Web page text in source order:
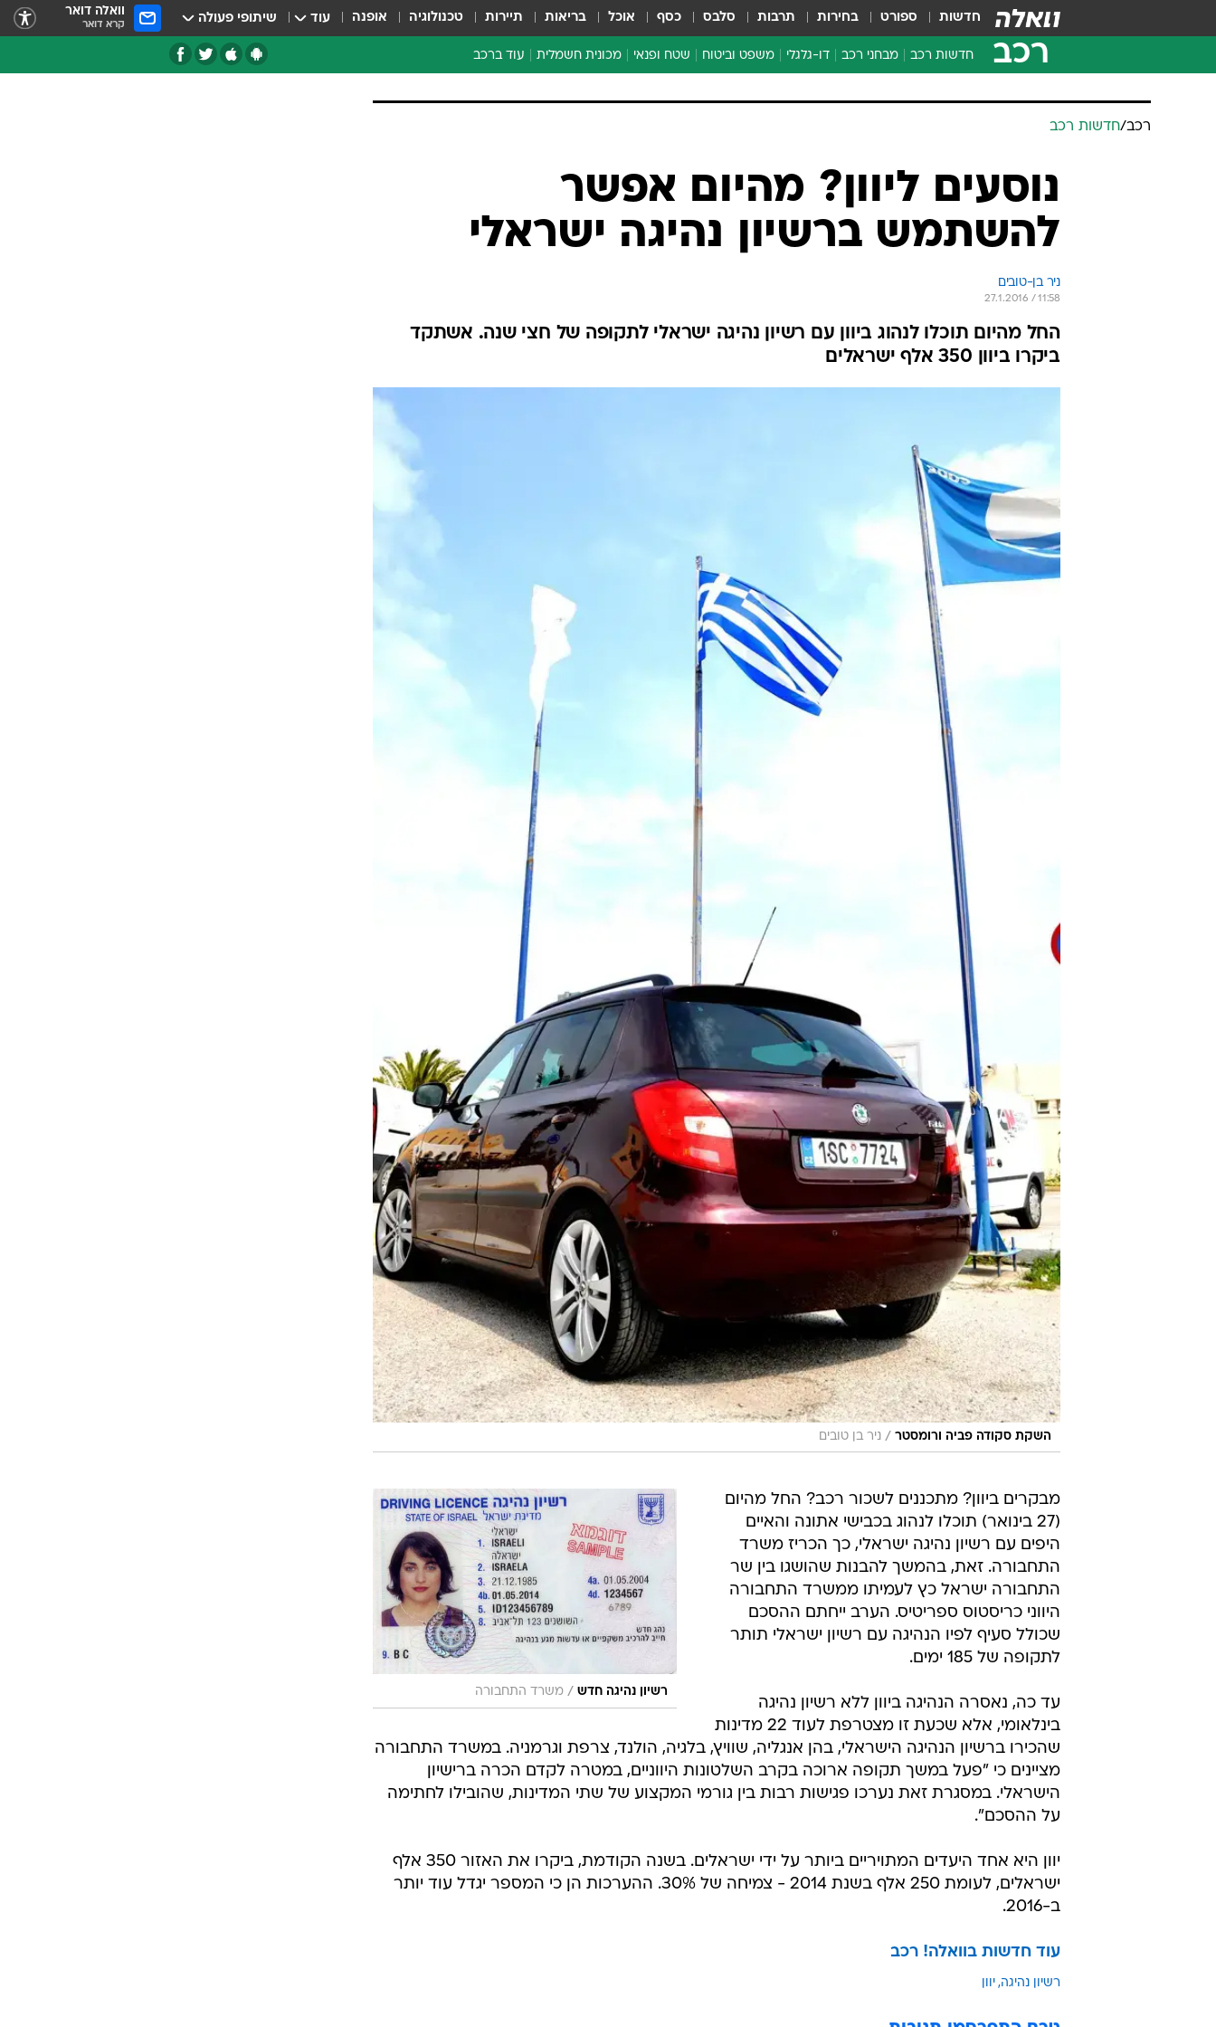
חדשות ספורט בחירות תרבות סלבס כסף אוכל בריאות תיירות טכנולוגיה אופנה עוד שיתופי פעולה וואלה דואר
קרא דואר
רכב חדשות רכב מבחני רכב דו-גלגלי משפט וביטוח שטח ופנאי מכונית חשמלית עוד ברכב
מבשלים מהשטח
אופניים
ספורט מוטורי
טכנולוגיה
רכב/חדשות רכב
נוסעים ליוון? מהיום אפשר
להשתמש ברשיון נהיגה ישראלי
ניר בן-טובים
27.1.2016 / 11:58
החל מהיום תוכלו לנהוג ביוון עם רשיון נהיגה ישראלי לתקופה של חצי שנה. אשתקד
ביקרו ביוון 350 אלף ישראלים
השקת סקודה פביה ורומסטר / ניר בן טובים
רשיון נהיגה חדש / משרד התחבורה
מבקרים ביוון? מתכננים לשכור רכב? החל מהיום
(27 בינואר) תוכלו לנהוג בכבישי אתונה והאיים
היפים עם רשיון נהיגה ישראלי, כך הכריז משרד
התחבורה. זאת, בהמשך להבנות שהושגו בין שר
התחבורה ישראל כץ לעמיתו ממשרד התחבורה
היווני כריסטוס ספריטיס. הערב ייחתם ההסכם
שכולל סעיף לפיו הנהיגה עם רשיון ישראלי תותר
לתקופה של 185 ימים.
עד כה, נאסרה הנהיגה ביוון ללא רשיון נהיגה
בינלאומי, אלא שכעת זו מצטרפת לעוד 22 מדינות
שהכירו ברשיון הנהיגה הישראלי, בהן אנגליה, שוויץ, בלגיה, הולנד, צרפת וגרמניה. במשרד התחבורה
מציינים כי "פעל במשך תקופה ארוכה בקרב השלטונות היווניים, במטרה לקדם הכרה ברישיון
הישראלי. במסגרת זאת נערכו פגישות רבות בין גורמי המקצוע של שתי המדינות, שהובילו לחתימה
על ההסכם".
יוון היא אחד היעדים המתויריים ביותר על ידי ישראלים. בשנה הקודמת, ביקרו את האזור 350 אלף
ישראלים, לעומת 250 אלף בשנת 2014 - צמיחה של 30%. ההערכות הן כי המספר יגדל עוד יותר
ב-2016.
עוד חדשות בוואלה! רכב
רשיון נהיגה יוון